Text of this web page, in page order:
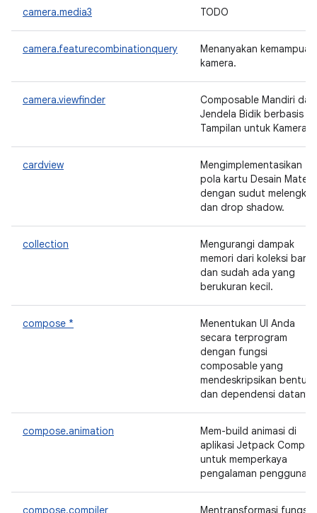
camera.media3 TODO
camera.featurecombinationquery
Menanyakan kemampuan
kamera.
camera.viewfinder
Composable Mandiri dan
Jendela Bidik berbasis
Tampilan untuk Kamera"
cardview
Mengimplementasikan
pola kartu Desain
dengan sudut
dan drop shadow.
collection
Mengurangi dampak
memori dari koleksi baru
dan sudah ada yang
berukuran kecil.
compose *
Menentukan UI Anda
secara terprogram
dengan fungsi
composable yang
mendeskripsikan bentuk
dan dependensi
compose.animation
Mem-build animasi di
aplikasi Jetpack
untuk memperkaya
pengalaman pengguna.
compose.compiler Mentransformasi fungsi